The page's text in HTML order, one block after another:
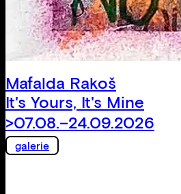
Mafalda Rakoš
It's Yours, It's Mine
>07.08.–24.09.2026
galerie